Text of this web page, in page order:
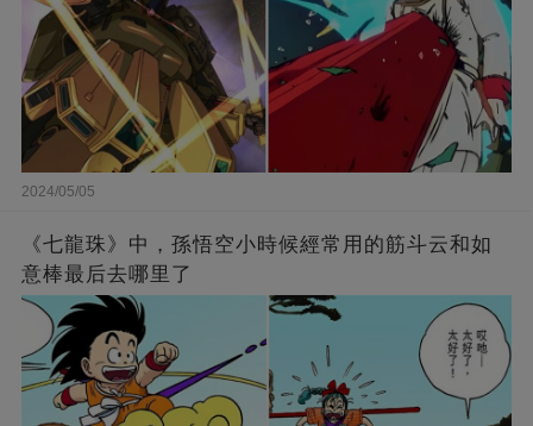
2024/05/05
《七龍珠》中，孫悟空小時候經常用的筋斗云和如
意棒最后去哪里了